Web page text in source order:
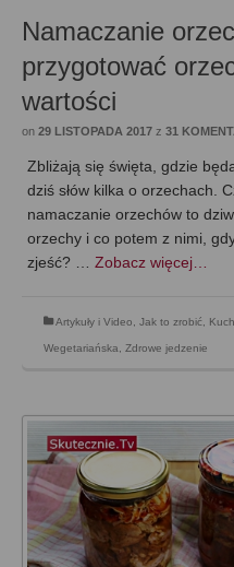
Namaczanie
przygotować
wartości
on 29 LISTOPADA 2017 z 31
Zbliżają się święta, gdzie
dziś słów kilka o orzechach.
namaczanie orzechów to
orzechy i co potem z nimi,
zjeść? … Zobacz więcej…
Artykuły i Video Jak to zrobić
Wegetariańska Zdrowe jedzenie